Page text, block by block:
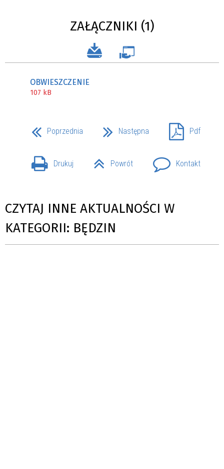
ZAŁĄCZNIKI (1)
OBWIESZCZENIE
107 kB
Poprzednia Następna Pdf
Drukuj Powrót Kontakt
CZYTAJ INNE AKTUALNOŚCI W
KATEGORII: BĘDZIN